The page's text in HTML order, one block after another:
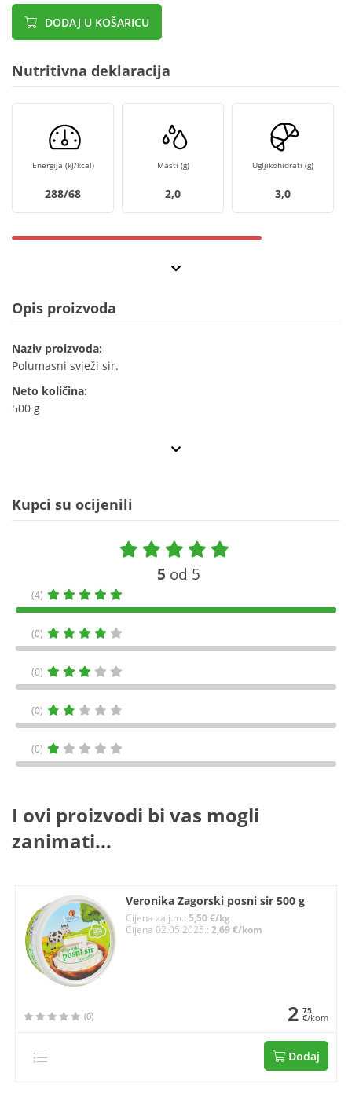
DODAJ U KOŠARICU
Nutritivna deklaracija
Energija (kJ/kcal)
288/68
Masti (g)
2,0
Ugljikohidrati (g)
3,0
Opis proizvoda
Naziv proizvoda:
Polumasni svježi sir.
Neto količina:
500 g
Kupci su ocijenili
5 od 5
(4)
(0)
(0)
(0)
(0)
I ovi proizvodi bi vas mogli
zanimati...
Veronika Zagorski posni sir 500 g
Cijena za j.m.:5,50 €/kg
Cijena 02.05.2025.:2,69 €/kom
(0) 2 75
€/kom
Dodaj